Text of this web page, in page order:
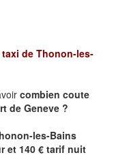
de Thonon-les-
combien coute
de Geneve ?
les-Bains
et 140 € tarif nuit